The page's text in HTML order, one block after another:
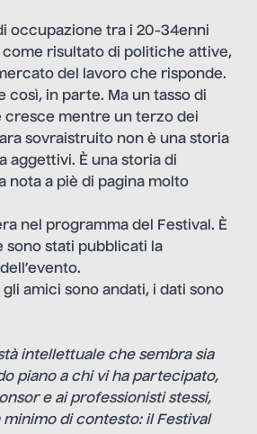
occupazione tra i 20-34enni
risultato di politiche attive,
del lavoro che risponde.
così, in parte. Ma un tasso di
cresce mentre un terzo dei
sovraistruito non è una storia
aggettivi. È una storia di
nota a piè di pagina molto
nel programma del Festival. È
sono stati pubblicati la
amici sono andati, i dati sono
intellettuale che sembra sia
piano a chi vi ha partecipato,
e ai professionisti stessi,
di contesto: il Festival